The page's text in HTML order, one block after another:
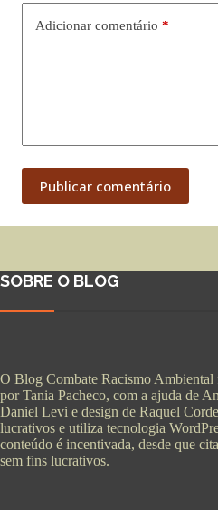
Adicionar comentário *
Publicar comentário
SOBRE O BLOG
O Blog Combate Racismo Ambiental
por Tania Pacheco, com a ajuda de
Daniel Levi e design de Raquel
lucrativos e utiliza tecnologia
conteúdo é incentivada, desde que
sem fins lucrativos.